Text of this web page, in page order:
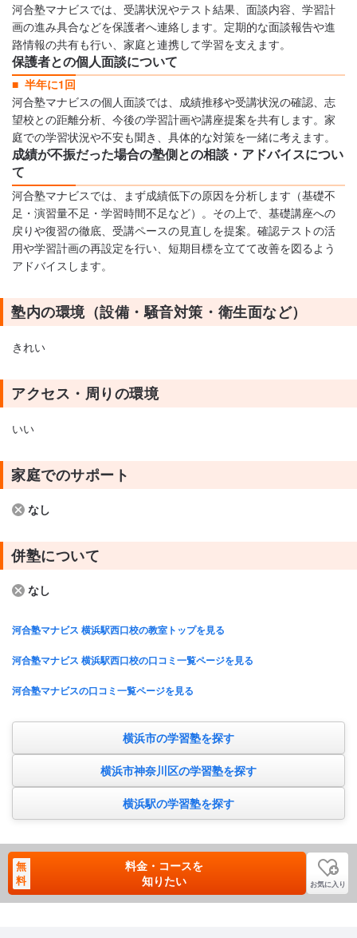
河合塾マナビスでは、受講状況やテスト結果、面談内容、学習計
画の進み具合などを保護者へ連絡します。定期的な面談報告や進
路情報の共有も行い、家庭と連携して学習を支えます。
保護者との個人面談について
半年に1回
河合塾マナビスの個人面談では、成績推移や受講状況の確認、志
望校との距離分析、今後の学習計画や講座提案を共有します。家
庭での学習状況や不安も聞き、具体的な対策を一緒に考えます。
成績が不振だった場合の塾側との相談・アドバイスについ
て
河合塾マナビスでは、まず成績低下の原因を分析します（基礎不
足・演習量不足・学習時間不足など）。その上で、基礎講座への
戻りや復習の徹底、受講ペースの見直しを提案。確認テストの活
用や学習計画の再設定を行い、短期目標を立てて改善を図るよう
アドバイスします。
塾内の環境（設備・騒音対策・衛生面など）
きれい
アクセス・周りの環境
いい
家庭でのサポート
なし
併塾について
なし
河合塾マナビス 横浜駅西口校の教室トップを見る
河合塾マナビス 横浜駅西口校の口コミ一覧ページを見る
河合塾マナビスの口コミ一覧ページを見る
横浜市の学習塾を探す
横浜市神奈川区の学習塾を探す
横浜駅の学習塾を探す
無
料
料金・コースを
知りたい
お気に入り